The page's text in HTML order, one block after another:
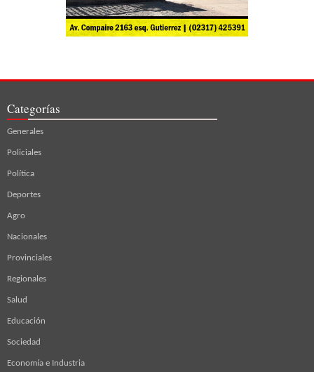
Categorías
Generales
Policiales
Política
Deportes
Agro
Nacionales
Provinciales
Regionales
Salud
Educación
Sociedad
Economía e Industria